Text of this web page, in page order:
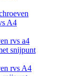
A4
rvs a4
snijpunt
rvs A4